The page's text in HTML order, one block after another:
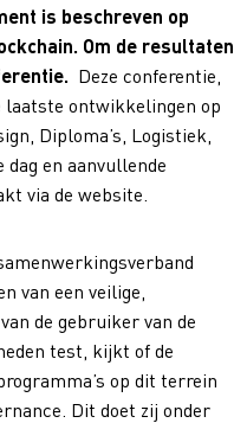
is beschreven op
Om de resultaten
Deze conferentie,
ontwikkelingen op
Diploma’s, Logistiek,
en aanvullende
via de website.
van een veilige,
de gebruiker van de
test, kijkt of de
op dit terrein
Dit doet zij onder